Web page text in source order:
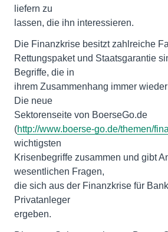
liefern zu
lassen, die ihn interessieren.
Die Finanzkrise besitzt zahlreiche
Rettungspaket und Staatsgarantie
Begriffe, die in
ihrem Zusammenhang immer
Die neue
Sektorenseite von BoerseGo.de
(http://www.boerse-go.de/themen/
wichtigsten
Krisenbegriffe zusammen und gibt
wesentlichen Fragen,
die sich aus der Finanzkrise für
Privatanleger
ergeben.